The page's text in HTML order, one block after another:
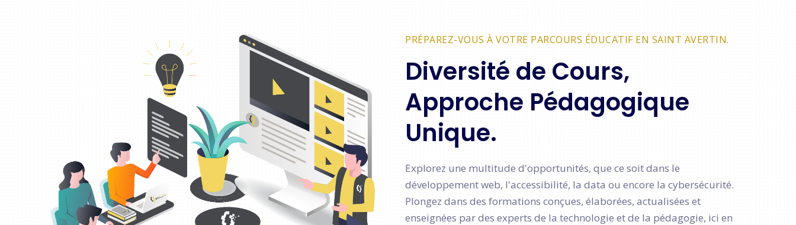
PRÉPAREZ-VOUS À VOTRE PARCOURS ÉDUCATIF EN SAINT AVERTIN.
Diversité de Cours,
Approche Pédagogique
Unique.
Explorez une multitude d'opportunités, que ce soit dans le
développement web, l'accessibilité, la data ou encore la cybersécurité.
Plongez dans des formations conçues, élaborées, actualisées et
enseignées par des experts de la technologie et de la pédagogie, ici en